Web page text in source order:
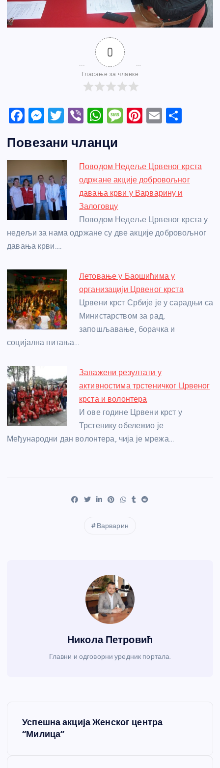
0
Гласање за чланке
F
c
e
b
o
o
k
M
ss
e
n
g
er
T
itt
er
Vi
er
W
at
s
A
p
p
M
a
g
e
Pi
e
st
E
e
Повезани чланци
Поводом Недеље Црвеног крста
одржане акције добровољног
давања крви у Варварину и
Залоговцу
Поводом Недеље Црвеног крста у
недељи за нама одржане су две акције добровољног
давања крви.…
Летовање у Баошићима у
организацији Црвеног крста
Црвени крст Србије је у сарадњи са
Министарством за рад,
запошљавање, борачка и
социјална питања…
Запажени резултати у
активностима трстеничког Црвеног
крста и волонтера
И ове године Црвени крст у
Трстенику обележио је
Међународни дан волонтера, чија је мрежа…
Варварин
Никола Петровић
Главни и одговорни уредник портала.
Успешна акција Женског центра
“Милица”